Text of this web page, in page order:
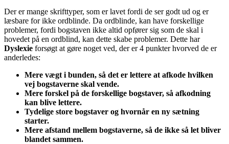
Der er mange skrifttyper, som er lavet fordi de ser godt ud og er
læsbare for ikke ordblinde. Da ordblinde, kan have forskellige
problemer, fordi bogstaven ikke altid opfører sig som de skal i
hovedet på en ordblind, kan dette skabe problemer. Dette har
Dyslexie forsøgt at gøre noget ved, der er 4 punkter hvorved de er
anderledes:
Mere vægt i bunden, så det er lettere at afkode hvilken
vej bogstaverne skal vende.
Mere forskel på de forskellige bogstaver, så afkodning
kan blive lettere.
Tydelige store bogstaver og hvornår en ny sætning
starter.
Mere afstand mellem bogstaverne, så de ikke så let bliver
blandet sammen.